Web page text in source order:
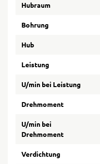
Hubraum
Bohrung
Hub
Leistung
U/min bei Leistung
Drehmoment
U/min bei
Drehmoment
Verdichtung